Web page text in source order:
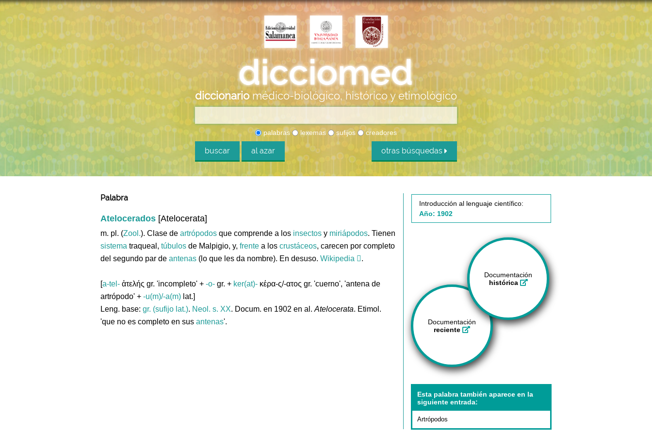
diccionario médico-biológico, histórico y etimológico
palabras lexemas sufijos creadores
buscar al azar otras búsquedas
Palabra
Atelocerados [Atelocerata]
m. pl. (Zool.). Clase de artrópodos que comprende a los insectos y miriápodos. Tienen
sistema traqueal, túbulos de Malpigio, y, frente a los crustáceos, carecen por completo
del segundo par de antenas (lo que les da nombre). En desuso. Wikipedia .
[a-tel- ἀτελής gr. 'incompleto' + -o- gr. + ker(at)- κέρα-ς/-ατος gr. 'cuerno', 'antena de
artrópodo' + -u(m)/-a(m) lat.]
Leng. base: gr. (sufijo lat.). Neol. s. XX. Docum. en 1902 en al. Atelocerata. Etimol.
'que no es completo en sus antenas'.
Introducción al lenguaje científico:
Año: 1902
Documentación
histórica
Documentación
reciente
Esta palabra también aparece en la
siguiente entrada:
Artrópodos